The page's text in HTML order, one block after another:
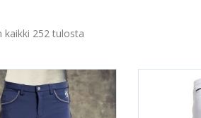
kaikki 252 tulosta